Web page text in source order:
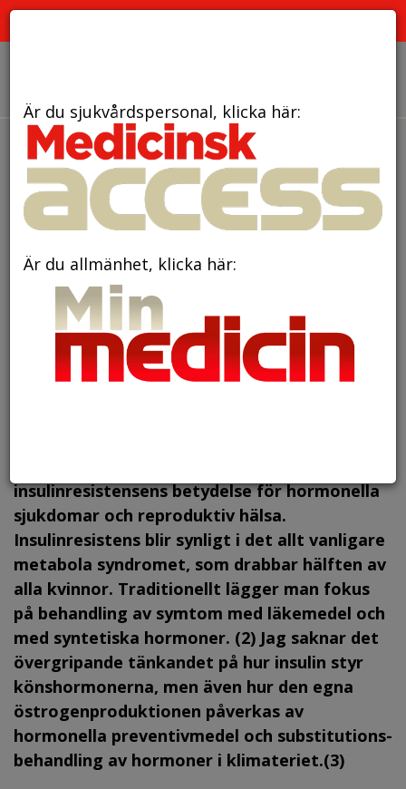
den 23 februari 2018
Insulinresistens –
orsak till kvinnors ohälsa!
insulin­resistensens betydelse för hormonella
sjukdomar och reproduktiv hälsa.
Insulinresistens blir synligt i det allt vanligare
metabola syndromet, som drabbar hälften av
alla kvinnor. Traditionellt lägger man fokus
på behandling av symtom med läkemedel och
med syntetiska hormoner. (2) Jag saknar det
övergripande tänkandet på hur insulin styr
könshormonerna, men även hur den egna
östrogenproduktionen påverkas av
hormonella preventivmedel och substitutions-
behandling av hormoner i klimateriet.(3)
Är du sjukvårdspersonal, klicka här:
Är du allmänhet, klicka här: